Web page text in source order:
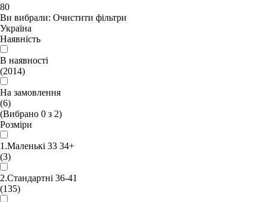
80
Ви вибрали: Очистити фільтри
Україна
Наявність
В наявності
(2014)
На замовлення
(6)
(Вибрано 0 з 2)
Розміри
1.Маленькі 33 34+
(3)
2.Стандартні 36-41
(135)